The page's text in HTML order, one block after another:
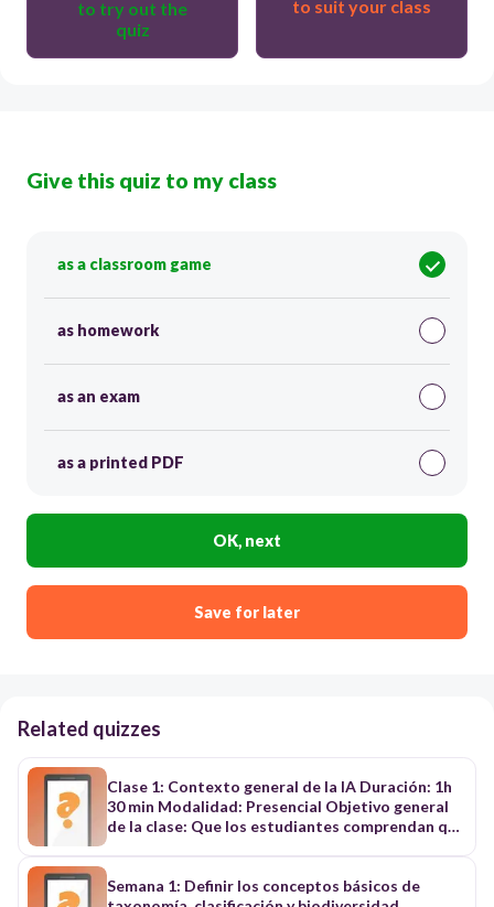
to try out the
quiz
to suit your class
Give this quiz to my class
as a classroom game
as homework
as an exam
as a printed PDF
OK, next
Save for later
Related quizzes
Clase 1: Contexto general de la IA Duración: 1h
30 min Modalidad: Presencial Objetivo general
de la clase: Que los estudiantes comprendan qué
sus principales ramas y aplicaciones, y que
Semana 1: Definir los conceptos básicos de